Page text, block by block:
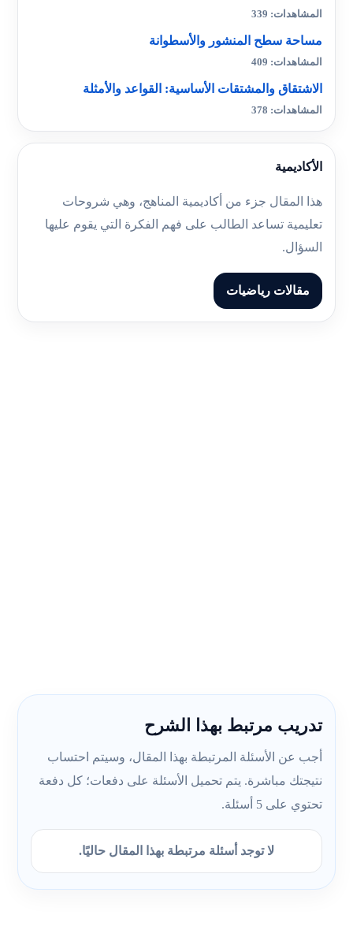
المشاهدات: 339
مساحة سطح المنشور والأسطوانة
المشاهدات: 409
الاشتقاق والمشتقات الأساسية: القواعد والأمثلة
المشاهدات: 378
الأكاديمية
هذا المقال جزء من أكاديمية المناهج، وهي شروحات
تعليمية تساعد الطالب على فهم الفكرة التي يقوم عليها
السؤال.
مقالات رياضيات
تدريب مرتبط بهذا الشرح
أجب عن الأسئلة المرتبطة بهذا المقال، وسيتم احتساب
نتيجتك مباشرة. يتم تحميل الأسئلة على دفعات؛ كل دفعة
تحتوي على 5 أسئلة.
لا توجد أسئلة مرتبطة بهذا المقال حاليًا.